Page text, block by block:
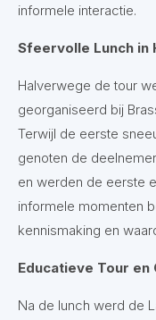
informele interactie.
Sfeervolle Lunch in
Halverwege de tour
georganiseerd bij
Terwijl de eerste
genoten de
en werden de eerste
informele momenten
kennismaking en
Educatieve Tour
Na de lunch werd de